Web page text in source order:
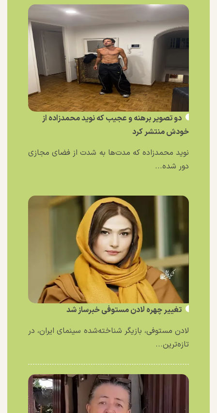
دو تصویر برهنه و عجیب که نوید محمدزاده از
خودش منتشر کرد
نوید محمدزاده که مدت‌ها به شدت از فضای مجازی
دور شده...
تغییر چهره لادن مستوفی خبرساز شد
لادن مستوفی، بازیگر شناخته‌شده سینمای ایران، در
تازه‌ترین...